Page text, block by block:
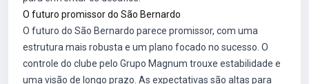
O futuro promissor do São Bernardo
O futuro do São Bernardo parece promissor, com uma
estrutura mais robusta e um plano focado no sucesso. O
controle do clube pelo Grupo Magnum trouxe estabilidade e
uma visão de longo prazo. As expectativas são altas para